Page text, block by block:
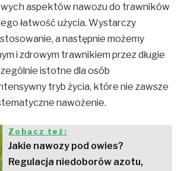
aspektów nawozu do trawników
łatwość użycia. Wystarczy
a następnie możemy
i zdrowym trawnikiem przez długie
istotne dla osób
tryb życia, które nie zawsze
nawożenie.
Zobacz też:
Jakie nawozy pod owies?
Regulacja niedoborów azotu,